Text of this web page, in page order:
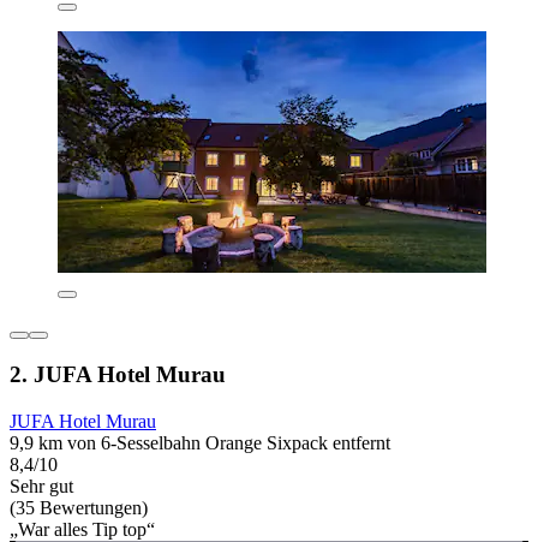
2. JUFA Hotel Murau
JUFA Hotel Murau
9,9 km von 6-Sesselbahn Orange Sixpack entfernt
8,4/10
Sehr gut
(35 Bewertungen)
„War alles Tip top“